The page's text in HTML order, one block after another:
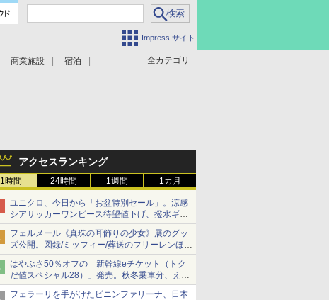
Impress サイト
全カテゴリ
商業施設 宿泊
アクセスランキング
1時間 24時間 1週間 1カ月
ユニクロ、今日から「お盆特別セール」。涼感
シアサッカーワンピース待望値下げ、撥水ギア
ショーツは1990円に
フェルメール《真珠の耳飾りの少女》展のグッ
ズ公開。図録/ミッフィー/葬送のフリーレンほ
か、注目ブランドコラボが実現
はやぶさ50％オフの「新幹線eチケット（トク
だ値スペシャル28）」発売。秋冬乗車分、えき
ねっと限定
フェラーリを手がけたピニンファリーナ、日本